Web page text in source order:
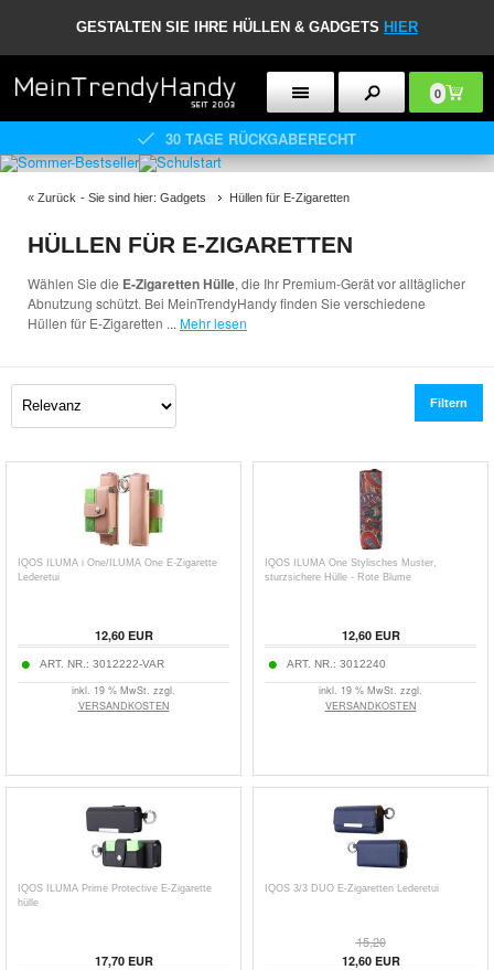
GESTALTEN SIE IHRE HÜLLEN & GADGETS HIER
0
30 TAGE RÜCKGABERECHT
« Zurück - Sie sind hier: Gadgets Hüllen für E-Zigaretten
HÜLLEN FÜR E-ZIGARETTEN
Wählen Sie die E-Zigaretten Hülle, die Ihr Premium-Gerät vor alltäglicher
Abnutzung schützt. Bei MeinTrendyHandy finden Sie verschiedene
Hüllen für E-Zigaretten ... Mehr lesen
Filtern
IQOS ILUMA i One/ILUMA One E-Zigarette
Lederetui
12,60EUR
ART. NR.: 3012222-VAR
inkl. 19 % MwSt. zzgl.
VERSANDKOSTEN
IQOS ILUMA One Stylisches Muster,
sturzsichere Hülle - Rote Blume
12,60EUR
ART. NR.: 3012240
inkl. 19 % MwSt. zzgl.
VERSANDKOSTEN
IQOS ILUMA Prime Protective E-Zigarette
hülle
17,70EUR
IQOS 3/3 DUO E-Zigaretten Lederetui
15,20
12,60EUR